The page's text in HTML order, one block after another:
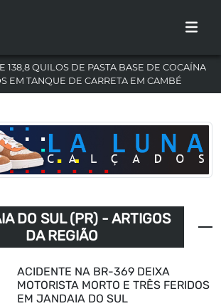
138,8 QUILOS DE PASTA BASE DE COCAÍNA
EM TANQUE DE CARRETA EM CAMBÉ
DO SUL (PR) - ARTIGOS
DA REGIÃO
ACIDENTE NA BR-369 DEIXA
MOTORISTA MORTO E TRÊS FERIDOS
EM JANDAIA DO SUL